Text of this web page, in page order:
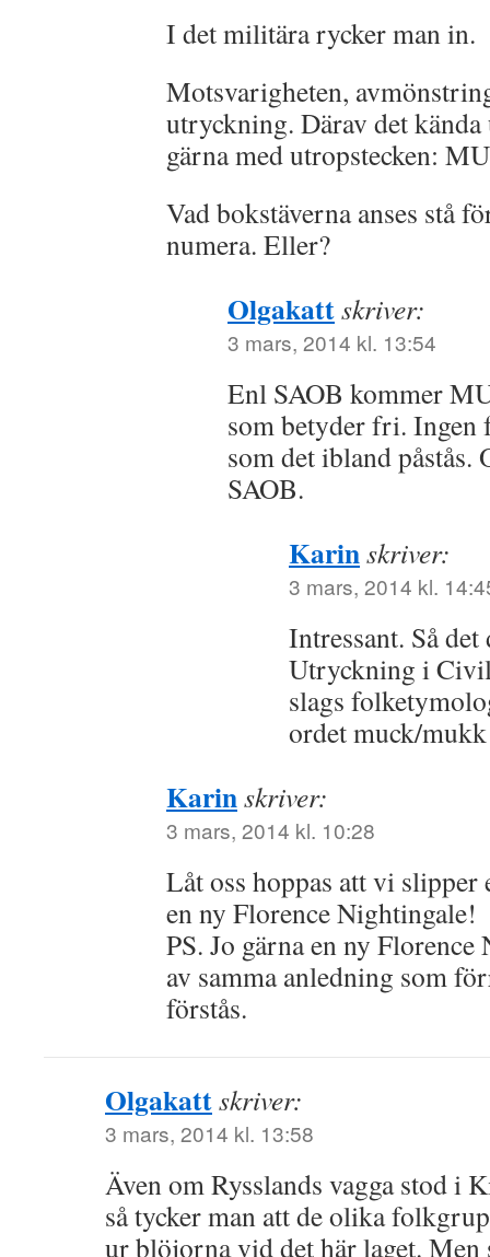
I det militära rycker man in.
Motsvarigheten,
utryckning. Därav det
gärna med utropstecken:
Vad bokstäverna anses stå
numera. Eller?
Olgakattskriver:
3 mars, 2014 kl. 13:54
Enl SAOB kommer
som betyder fri. Ingen
som det ibland påstås.
SAOB.
Karinskriver:
3 mars, 2014 kl.
Intressant. Så
Utryckning i
slags
ordet muck/
Karinskriver:
3 mars, 2014 kl. 10:28
Låt oss hoppas att vi
en ny Florence Nightingale!
PS. Jo gärna en ny
av samma anledning som
förstås.
Olgakattskriver:
3 mars, 2014 kl. 13:58
Även om Rysslands vagga stod i
så tycker man att de olika
ur blöjorna vid det här laget. Men